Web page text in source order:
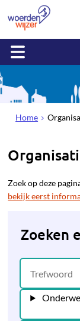
Home
Zoek op deze
bekijk eerst
Zoeken